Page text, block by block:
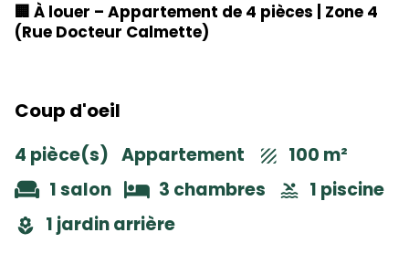
🏢 À louer – Appartement de 4 pièces | Zone 4
(Rue Docteur Calmette)
Coup d'oeil
4 pièce(s) Appartement
100 m²
1 salon
3 chambres
1 piscine
1 jardin arrière